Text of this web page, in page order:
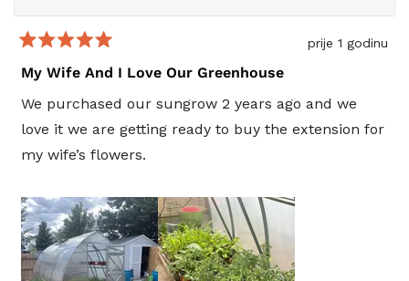
s
od
zvjezdica
prije 1 godinu
My Wife And I Love Our Greenhouse
We purchased our sungrow 2 years ago and we
love it we are getting ready to buy the extension for
my wife’s flowers.